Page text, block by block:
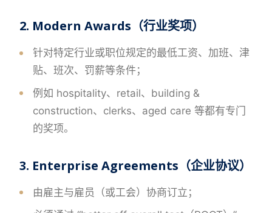
2. Modern Awards（行业奖项）
针对特定行业或职位规定的最低工资、加班、津
贴、班次、罚薪等条件；
例如 hospitality、retail、building &
construction、clerks、aged care 等都有专门
的奖项。
3. Enterprise Agreements（企业协议）
由雇主与雇员（或工会）协商订立；